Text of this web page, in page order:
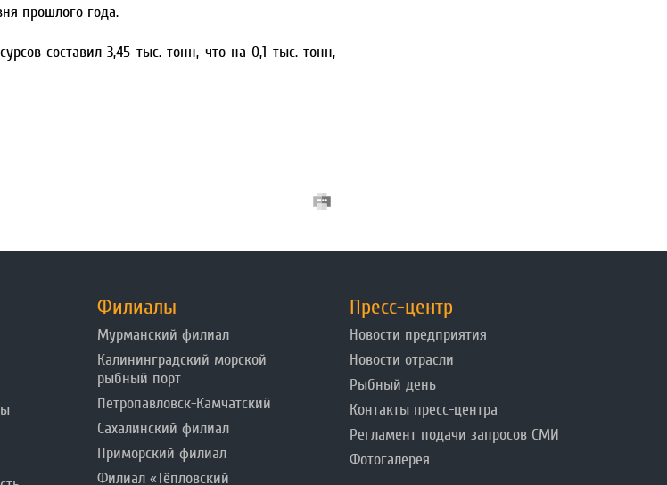
прошлого года.
составил 3,45 тыс. тонн, что на 0,1 тыс. тонн,
Филиалы
Мурманский филиал
Калининградский морской
рыбный порт
Петропавловск-Камчатский
Сахалинский филиал
Приморский филиал
Филиал «Тёпловский
Пресс-центр
Новости предприятия
Новости отрасли
Рыбный день
Контакты пресс-центра
Регламент подачи запросов СМИ
Фотогалерея